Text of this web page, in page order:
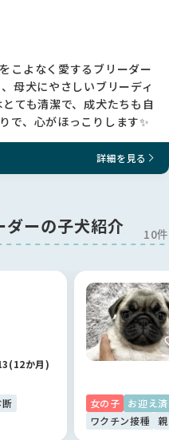
こよなく愛するブリーダー
母犬にやさしいブリーディ
ても清潔で、成犬たちも自
で、心がほっこりします✨
詳細を見る
ーの子犬紹介 10件
(12か月)
女の子
お迎え済
ワクチン接種